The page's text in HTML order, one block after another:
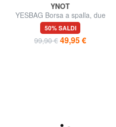
YNOT
YESBAG Borsa a spalla, due
comparti
50% SALDI
99,90 € 49,95 €